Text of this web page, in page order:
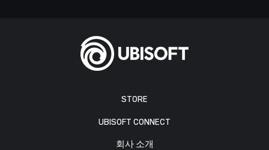
STORE
UBISOFT CONNECT
회사 소개